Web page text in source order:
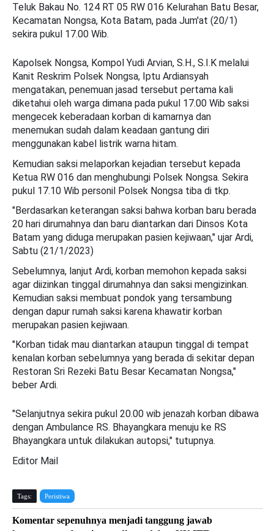
Teluk Bakau No. 124 RT 05 RW 016 Kelurahan Batu Besar,
Kecamatan Nongsa, Kota Batam, pada Jum'at (20/1)
sekira pukul 17.00 Wib.
Kapolsek Nongsa, Kompol Yudi Arvian, S.H., S.I.K melalui
Kanit Reskrim Polsek Nongsa, Iptu Ardiansyah
mengatakan, penemuan jasad tersebut pertama kali
diketahui oleh warga dimana pada pukul 17.00 Wib saksi
mengecek keberadaan korban di kamarnya dan
menemukan sudah dalam keadaan gantung diri
menggunakan kabel listrik warna hitam.
Kemudian saksi melaporkan kejadian tersebut kepada
Ketua RW 016 dan menghubungi Polsek Nongsa. Sekira
pukul 17.10 Wib personil Polsek Nongsa tiba di tkp.
"Berdasarkan keterangan saksi bahwa korban baru berada
20 hari dirumahnya dan baru diantarkan dari Dinsos Kota
Batam yang diduga merupakan pasien kejiwaan," ujar Ardi,
Sabtu (21/1/2023)
Sebelumnya, lanjut Ardi, korban memohon kepada saksi
agar diizinkan tinggal dirumahnya dan saksi mengizinkan.
Kemudian saksi membuat pondok yang tersambung
dengan dapur rumah saksi karena khawatir korban
merupakan pasien kejiwaan.
"Korban tidak mau diantarkan ataupun tinggal di tempat
kenalan korban sebelumnya yang berada di sekitar depan
Restoran Sri Rezeki Batu Besar Kecamatan Nongsa,"
beber Ardi.
"Selanjutnya sekira pukul 20.00 wib jenazah korban dibawa
dengan Ambulance RS. Bhayangkara menuju ke RS
Bhayangkara untuk dilakukan autopsi," tutupnya.
Editor Mail
Tags: Peristiwa
Komentar sepenuhnya menjadi tanggung jawab